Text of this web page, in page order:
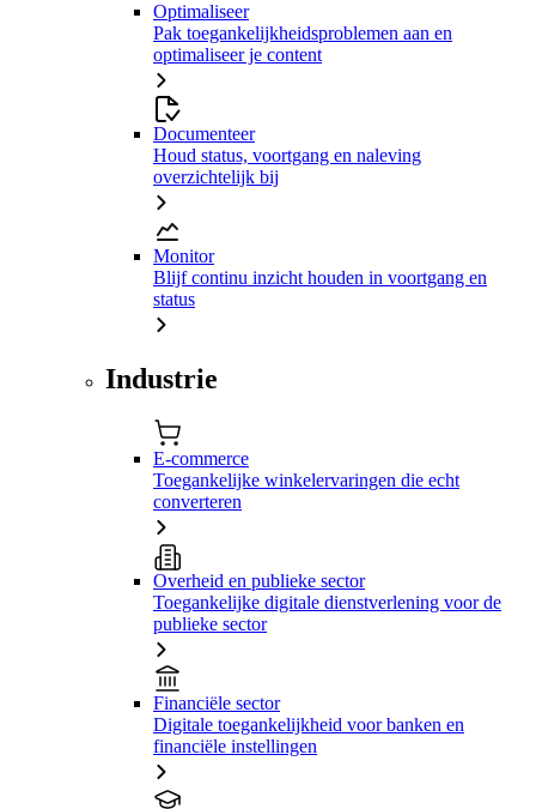
Optimaliseer
Pak toegankelijkheidsproblemen aan en
optimaliseer je content
Documenteer
Houd status, voortgang en naleving
overzichtelijk bij
Monitor
Blijf continu inzicht houden in voortgang en
status
Industrie
E-commerce
Toegankelijke winkelervaringen die echt
converteren
Overheid en publieke sector
Toegankelijke digitale dienstverlening voor de
publieke sector
Financiële sector
Digitale toegankelijkheid voor banken en
financiële instellingen